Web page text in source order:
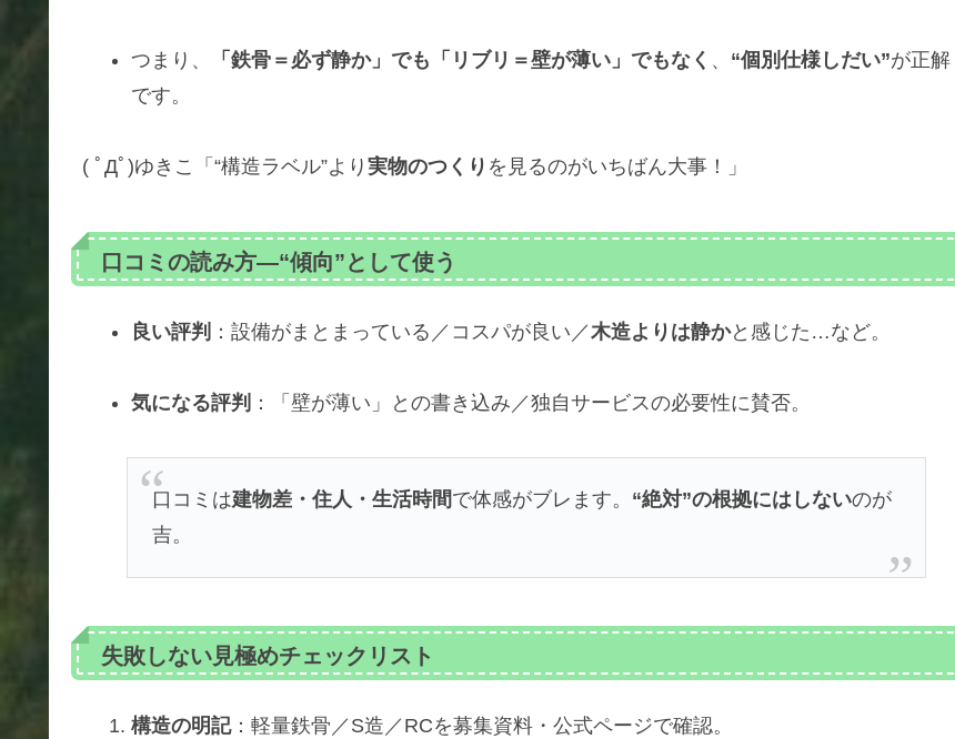
つまり、 「鉄骨＝必ず静か」でも「リブリ＝壁が薄い」でもなく 、 “個別仕様しだい”が正解
です。
( ﾟДﾟ)ゆきこ「“構造ラベル”より 実物のつくり を見るのがいちばん大事！」
口コミの読み方—“傾向”として使う
良い評判 ：設備がまとまっている／コスパが良い／木造よりは静かと感じた…など。
気になる評判 ：「壁が薄い」との書き込み／独自サービスの必要性に賛否。
口コミは建物差・住人・生活時間で体感がブレます。 “絶対”の根拠にはしないのが
吉。
失敗しない見極めチェックリスト
構造の明記：軽量鉄骨／S造／RCを募集資料・公式ページで確認。